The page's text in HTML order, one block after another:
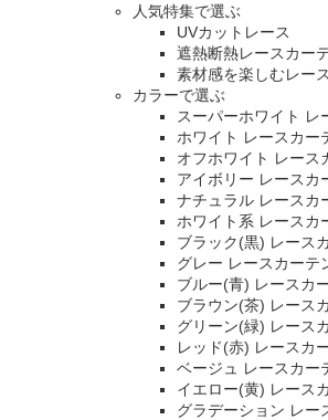
人気特集で選ぶ
UVカットレース
遮熱断熱レースカー
素材感を楽しむレース
カラーで選ぶ
スーパーホワイト レ
ホワイト レースカー
オフホワイト レース
アイボリー レースカ
ナチュラル レースカ
ホワイト系 レースカ
ブラック(黒) レース
グレー レースカーテ
ブルー(青) レースカ
ブラウン(茶) レース
グリーン(緑) レース
レッド(赤) レースカ
ベージュ レースカー
イエロー(黄) レース
グラデーション レー